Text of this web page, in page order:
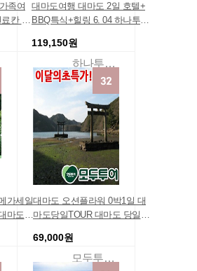
족여
칸 4
큐슈
광 3박
온천
대마도여행 대마도 2일 호텔+
BBQ특식+힐링 6. 04 하나투어
[대마도여행]
119,150원
하나투어여행상품
가세일
마도땡
대마도 오션플라워 0박1일 대
마도당일TOUR 대마도 당일T
키지/대마도 가을/겨울/방학
69,000원
모두투어여행